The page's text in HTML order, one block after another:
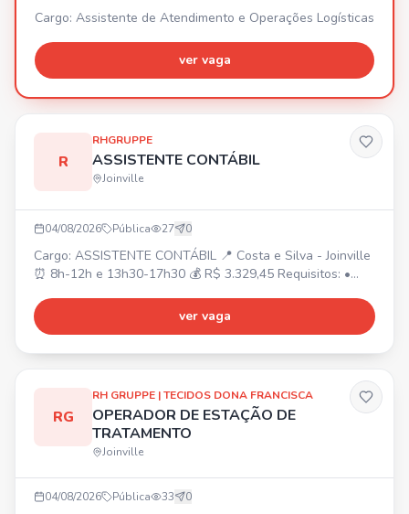
Cargo: Assistente de Atendimento e Operações Logísticas
ver vaga
R
RHGRUPPE
ASSISTENTE CONTÁBIL
Joinville
04/08/2026 Pública 27 0
Cargo: ASSISTENTE CONTÁBIL 📍 Costa e Silva - Joinville
⏰ 8h-12h e 13h30-17h30 💰 R$ 3.329,45 Requisitos: •
Técnico em Contabilidade completo. • Experiência na área
contábil. • Conhecimento em rotinas e lançamentos
ver vaga
RG
RH GRUPPE | TECIDOS DONA FRANCISCA
OPERADOR DE ESTAÇÃO DE
TRATAMENTO
Joinville
04/08/2026 Pública 33 0